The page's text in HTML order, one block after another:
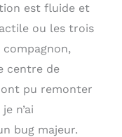
est fluide et
ou les trois
compagnon,
centre de
pu remonter
n’ai
bug majeur.